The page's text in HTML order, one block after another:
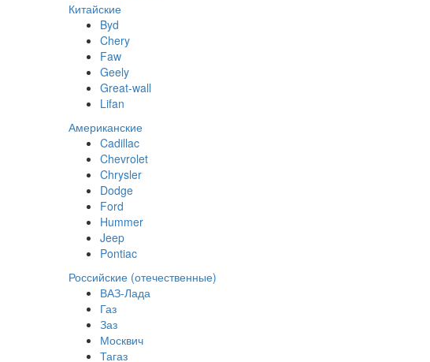
Китайские
Byd
Chery
Faw
Geely
Great-wall
Lifan
Американские
Cadillac
Chevrolet
Chrysler
Dodge
Ford
Hummer
Jeep
Pontiac
Российские (отечественные)
ВАЗ-Лада
Газ
Заз
Москвич
Тагаз